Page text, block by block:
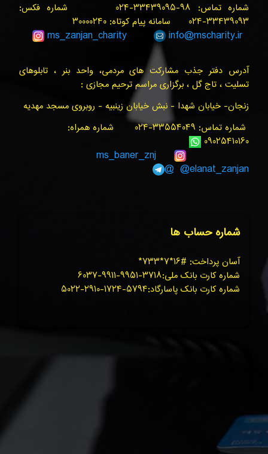
شماره تماس: ۹۸-۳۳۴۳۹۰۹۵-۰۲۴ شماره فکس:
۳۳۴۳۹۰۹۳-۰۲۴ سامانه پیام کوتاه: ۳۰۰۰۰۲۴۰
ms_zanjan_charity info@mscharity.ir
آدرس دفتر جذب مشارکت های مردمی، واحد بنر ، تابلوهای
تسلیت ، تاج گل ، برگزاری مراسم ترحیم مجازی :
زنجان- خیابان شهدا - نبش خیابان زینبیه - روبروی مسجد مهدیه
شماره تماس: ۳۳۵۵۴۰۴۹-۰۲۴ شماره همراه:
۰۹۰۲۵۴۱۰۱۶۰
ms_baner_znj
@elanat_zanjan@
شماره حساب ها
آسان پرداخت: #۱۶*۷*۷۳۳*
شماره کارت بانک ملی:۳۷۱۸-۹۹۵۱-۹۹۱۱-۶۰۳۷
شماره کارت بانک پاسارگاد:۵۷۹۴-۱۷۲۴-۲۹۱۰-۵۰۲۲